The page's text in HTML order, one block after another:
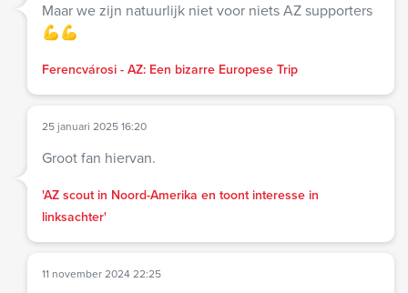
Maar we zijn natuurlijk niet voor niets AZ supporters
💪💪
Ferencvárosi - AZ: Een bizarre Europese Trip
25 januari 2025 16:20
Groot fan hiervan.
'AZ scout in Noord-Amerika en toont interesse in
linksachter'
11 november 2024 22:25